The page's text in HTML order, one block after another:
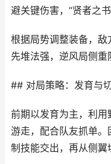
避关键伤害，“贤者之书
根据局势调整装备，敌
先堆法强，逆风局侧重
## 对局策略：发育与
前期以发育为主，利
游走，配合队友抓单
制技能交出，再从侧翼